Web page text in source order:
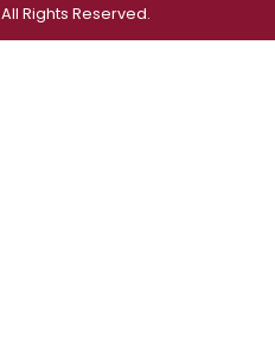
All Rights Reserved.